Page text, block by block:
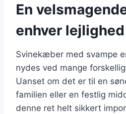
En
enhver lejlighed
Svinekæber med svampe
nydes ved mange
Uanset om det er til en
familien eller en festlig
denne ret helt sikkert